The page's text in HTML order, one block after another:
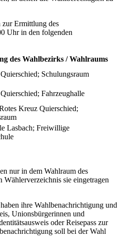
Ermittlung des
Uhr in den folgenden
des Wahlbezirks / Wahlraums
Schulungsraum
Fahrzeughalle
Kreuz Quierschied;
Lasbach; Freiwillige
nur in dem Wahlraum des
Wählerverzeichnis sie eingetragen
ihre Wahlbenachrichtigung und
Unionsbürgerinnen und
oder Reisepass zur
soll bei der Wahl